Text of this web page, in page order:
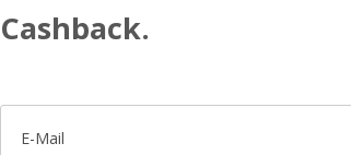
Cashback.
E-Mail